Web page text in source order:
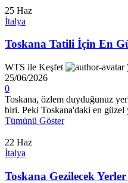
25 Haz
İtalya
Toskana Tatili İçin En
WTS ile Keşfet
25/06/2026
0
Toskana, özlem duyduğunuz
biri. Peki Toskana'daki en güzel
Tümünü Göster
22 Haz
İtalya
Toskana Gezilecek